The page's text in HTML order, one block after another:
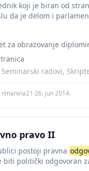
koji je biran od
da je delom i
za obrazovanje
Seminarski radovi,
·26. jun 2014.
pravo II
postoji pravna
biti politički odgovoran